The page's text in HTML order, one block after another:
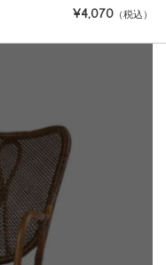
¥4,070 （税込）